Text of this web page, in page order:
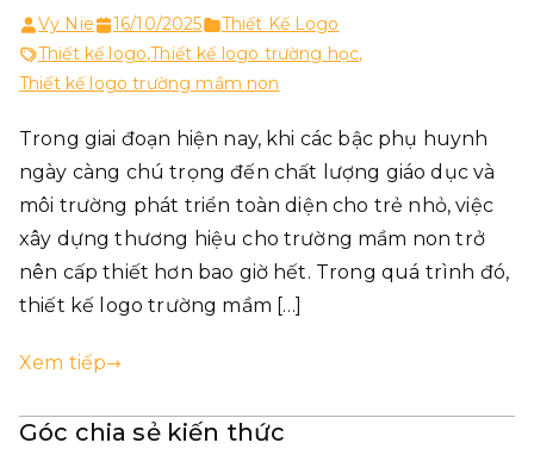
Vy Nie 16/10/2025
Thiết Kế Logo
Thiết kế logo,Thiết kế logo trường học,
Thiết kế logo trường mầm non
Trong giai đoạn hiện nay, khi các bậc phụ huynh
ngày càng chú trọng đến chất lượng giáo dục và
môi trường phát triển toàn diện cho trẻ nhỏ, việc
xây dựng thương hiệu cho trường mầm non trở
nên cấp thiết hơn bao giờ hết. Trong quá trình đó,
thiết kế logo trường mầm […]
Xem tiếp
Góc chia sẻ kiến thức